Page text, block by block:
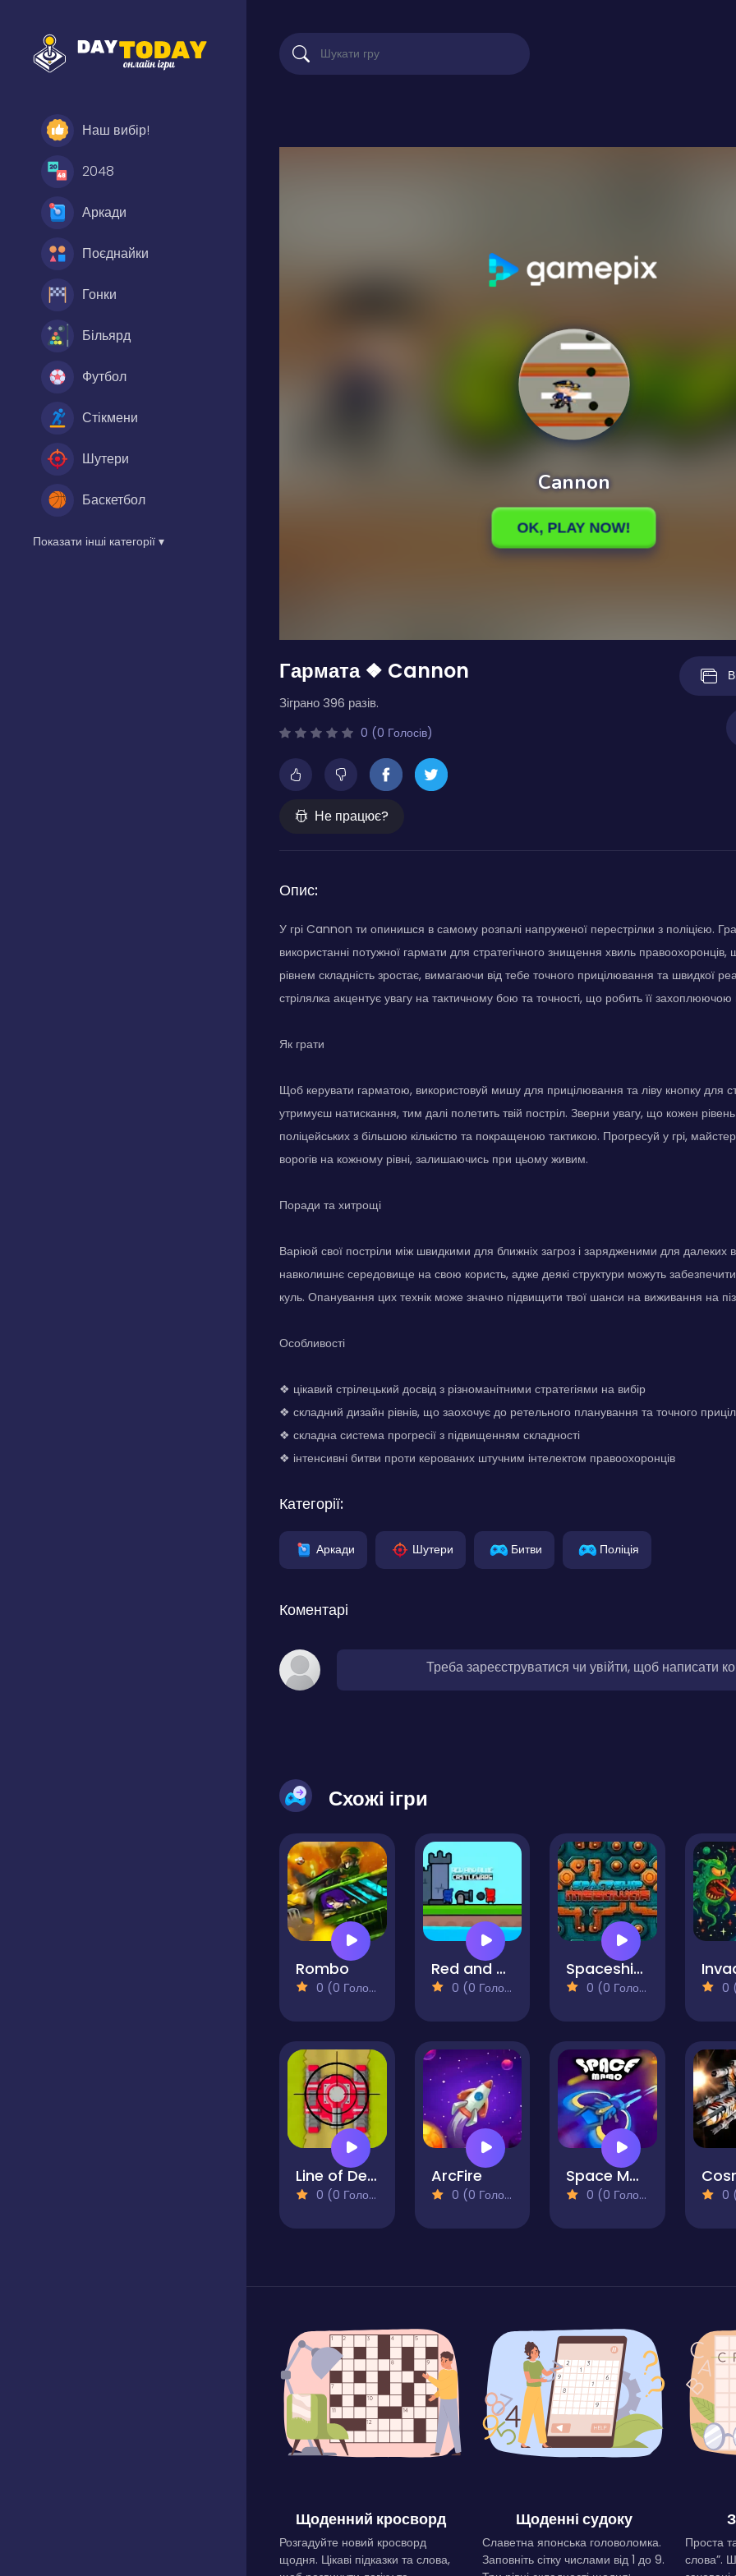
Наш вибір!
2048
Аркади
Поєднайки
Гонки
Більярд
Футбол
Стікмени
Шутери
Баскетбол
Показати інші категорії ▾
Гармата ❖ Cannon
Зіграно 396 разів.
0 (0 Голосів)
Не працює?
Опис:
У грі Cannon ти опинишся в самому розпалі напруженої перестрілки з поліцією.
використанні потужної гармати для стратегічного знищення хвиль
рівнем складність зростає, вимагаючи від тебе точного прицілювання та швидкої
стрілялка акцентує увагу на тактичному бою та точності, що робить її
Як грати
Щоб керувати гарматою, використовуй мишу для прицілювання та ліву кнопку для
утримуєш натискання, тим далі полетить твій постріл. Зверни увагу, що кожен
поліцейських з більшою кількістю та покращеною тактикою. Прогресуй у грі,
ворогів на кожному рівні, залишаючись при цьому живим.
Поради та хитрощі
Варіюй свої постріли між швидкими для ближніх загроз і зарядженими для далеких
навколишнє середовище на свою користь, адже деякі структури можуть
куль. Опанування цих технік може значно підвищити твої шанси на виживання на
Особливості
❖ цікавий стрілецький досвід з різноманітними стратегіями на вибір
❖ складний дизайн рівнів, що заохочує до ретельного планування та точного
❖ складна система прогресії з підвищенням складності
❖ інтенсивні битви проти керованих штучним інтелектом правоохоронців
Категорії:
Аркади Шутери Битви Поліція
Коментарі
Треба зареєструватися чи увійти, щоб написати
Схожі ігри
Rombo
0 (0 Голосів)
Red and Blue Castlewars
0 (0 Голосів)
Spaceship Mega War
0 (0 Голосів) 0
Line of Defense 2
0 (0 Голосів)
ArcFire
0 (0 Голосів)
Space Mamo
0 (0 Голосів) 0
Щоденний кросворд
Розгадуйте новий кросворд
щодня. Цікаві підказки та слова,
Щоденні судоку
Славетна японська головоломка.
Заповніть сітку числами від 1 до 9.
Проста
слова”.